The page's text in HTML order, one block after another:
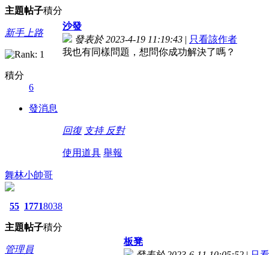
主題帖子積分
新手上路
積分
6
發消息
沙發
發表於 2023-4-19 11:19:43 | 只看該作者
我也有同樣問題，想問你成功解決了嗎？
回復 支持 反對
使用道具 舉報
舞林小帥哥
55
主題
1771
帖子
8038
積分
管理員
板凳